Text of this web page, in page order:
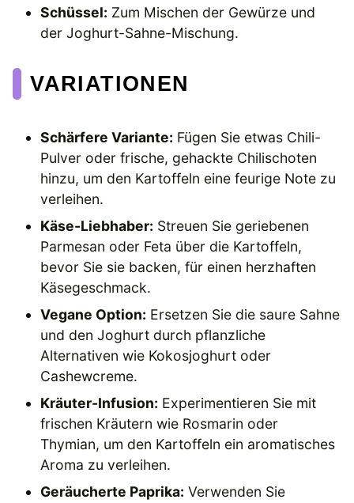
Schüssel: Zum Mischen der Gewürze und
der Joghurt-Sahne-Mischung.
VARIATIONEN
Schärfere Variante: Fügen Sie etwas Chili-
Pulver oder frische, gehackte Chilischoten
hinzu, um den Kartoffeln eine feurige Note zu
verleihen.
Käse-Liebhaber: Streuen Sie geriebenen
Parmesan oder Feta über die Kartoffeln,
bevor Sie sie backen, für einen herzhaften
Käsegeschmack.
Vegane Option: Ersetzen Sie die saure Sahne
und den Joghurt durch pflanzliche
Alternativen wie Kokosjoghurt oder
Cashewcreme.
Kräuter-Infusion: Experimentieren Sie mit
frischen Kräutern wie Rosmarin oder
Thymian, um den Kartoffeln ein aromatisches
Aroma zu verleihen.
Geräucherte Paprika: Verwenden Sie